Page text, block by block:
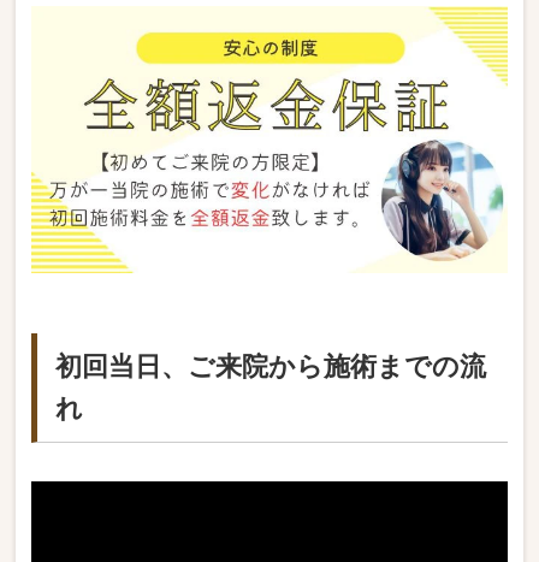
初回当日、ご来院から施術までの流
れ